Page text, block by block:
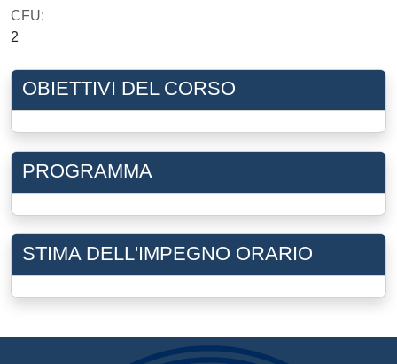
CFU:
2
OBIETTIVI DEL CORSO
PROGRAMMA
STIMA DELL'IMPEGNO ORARIO